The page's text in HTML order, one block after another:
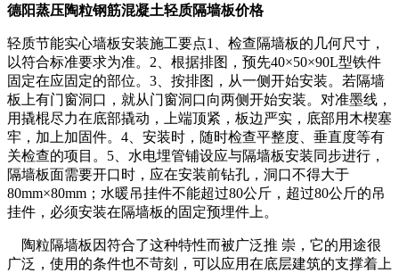
德阳蒸压陶粒钢筋混凝土轻质隔墙板价格
轻质节能实心墙板安装施工要点1、检查隔墙板的几何尺寸，
以符合标准要求为准。2、根据排图，预先40×50×90L型铁件
固定在应固定的部位。3、按排图，从一侧开始安装。若隔墙
板上有门窗洞口，就从门窗洞口向两侧开始安装。对准墨线，
用撬棍尽力在底部撬动，上端顶紧，板边严实，底部用木楔塞
牢，加上加固件。4、安装时，随时检查平整度、垂直度等有
关检查的项目。5、水电埋管铺设应与隔墙板安装同步进行，
隔墙板面需要开口时，应在安装前钻孔，洞口不得大于
80mm×80mm；水暖吊挂件不能超过80公斤，超过80公斤的吊
挂件，必须安装在隔墙板的固定预埋件上。
陶粒隔墙板因符合了这种特性而被广泛推 崇，它的用途很
广泛，使用的条件也不苛刻，可以应用在底层建筑的支撑着上